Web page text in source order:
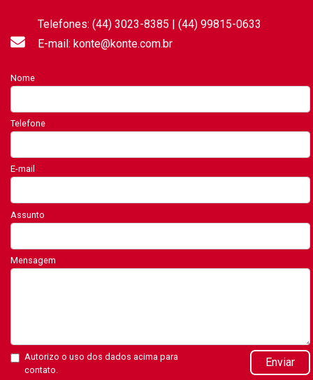
Telefones: (44) 3023-8385 | (44) 99815-0633
E-mail: konte@konte.com.br
Nome
Telefone
E-mail
Assunto
Mensagem
Autorizo o uso dos dados acima para
contato.
Enviar